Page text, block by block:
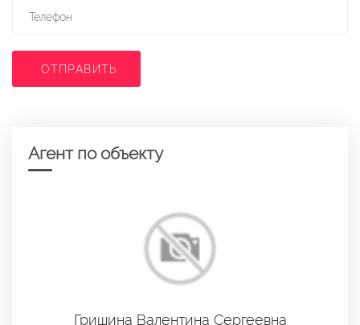
ОТПРАВИТЬ
Агент по объекту
Гришина Валентина Сергеевна